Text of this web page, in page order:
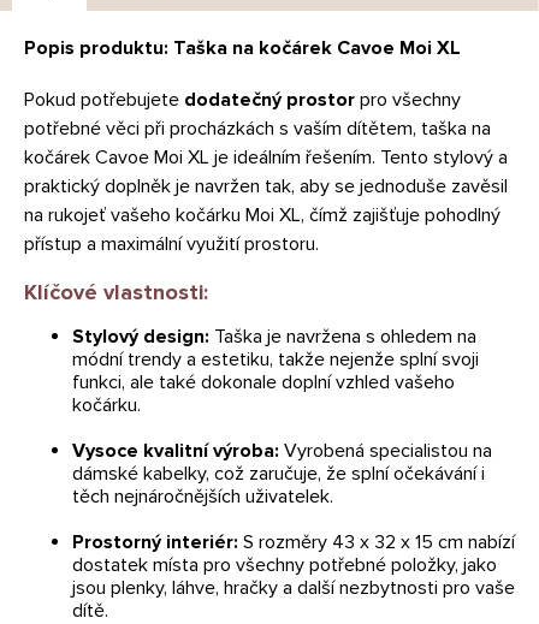
Popis produktu: Taška na kočárek Cavoe Moi XL
Pokud potřebujete dodatečný prostor pro všechny
potřebné věci při procházkách s vaším dítětem, taška na
kočárek Cavoe Moi XL je ideálním řešením. Tento stylový a
praktický doplněk je navržen tak, aby se jednoduše zavěsil
na rukojeť vašeho kočárku Moi XL, čímž zajišťuje pohodlný
přístup a maximální využití prostoru.
Klíčové vlastnosti:
Stylový design: Taška je navržena s ohledem na
módní trendy a estetiku, takže nejenže splní svoji
funkci, ale také dokonale doplní vzhled vašeho
kočárku.
Vysoce kvalitní výroba: Vyrobená specialistou na
dámské kabelky, což zaručuje, že splní očekávání i
těch nejnáročnějších uživatelek.
Prostorný interiér: S rozměry 43 x 32 x 15 cm nabízí
dostatek místa pro všechny potřebné položky, jako
jsou plenky, láhve, hračky a další nezbytnosti pro vaše
dítě.